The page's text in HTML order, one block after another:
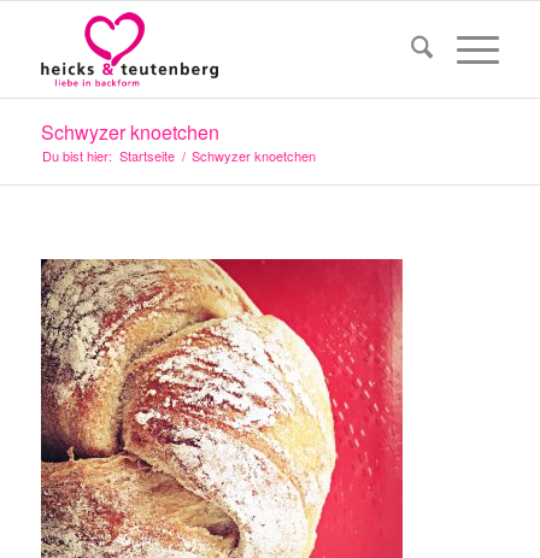
Schwyzer knoetchen
Du bist hier: Startseite / Schwyzer knoetchen